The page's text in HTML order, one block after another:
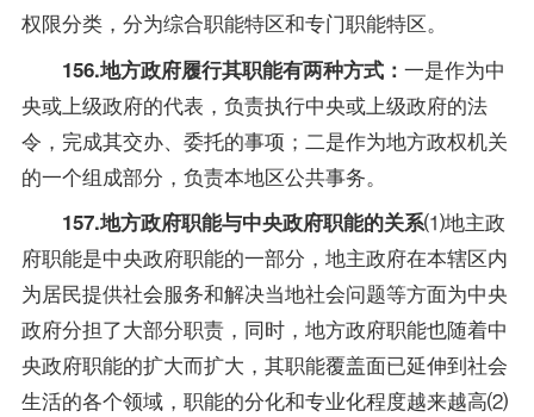
权限分类，分为综合职能特区和专门职能特区。
156.地方政府履行其职能有两种方式： 一是作为中
央或上级政府的代表，负责执行中央或上级政府的法
令，完成其交办、委托的事项；二是作为地方政权机关
的一个组成部分，负责本地区公共事务。
157.地方政府职能与中央政府职能的关系⑴地主政
府职能是中央政府职能的一部分，地主政府在本辖区内
为居民提供社会服务和解决当地社会问题等方面为中央
政府分担了大部分职责，同时，地方政府职能也随着中
央政府职能的扩大而扩大，其职能覆盖面已延伸到社会
生活的各个领域，职能的分化和专业化程度越来越高⑵